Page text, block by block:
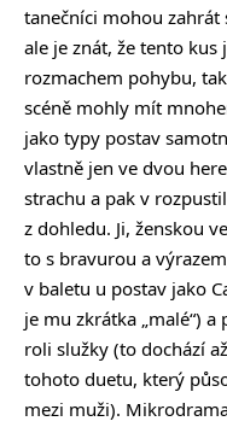
tanečníci mohou zahrát
ale je znát, že tento
rozmachem pohybu,
scéně mohly mít
jako typy postav
vlastně jen ve dvou
strachu a pak v
z dohledu. Ji, ženskou
to s bravurou a
v baletu u postav jako
je mu zkrátka „malé“)
roli služky (to dochází
tohoto duetu, který
mezi muži).